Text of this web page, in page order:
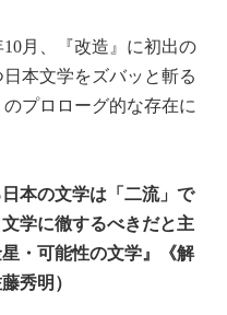
10月、『改造』に初出の
本文学をズバッと斬る
プロローグ的な存在に
本の文学は「二流」で
学に徹するべきだと主
・可能性の文学』《解
秀明）